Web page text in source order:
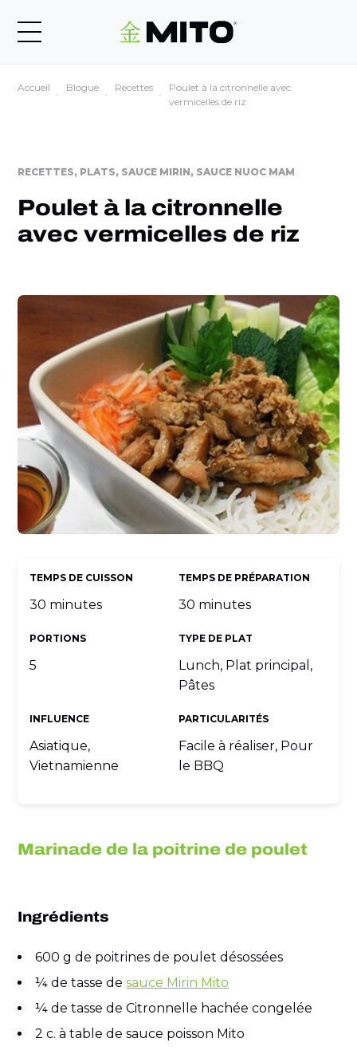
Accueil Blogue Recettes
Poulet à la citronnelle avec
vermicelles de riz
RECETTES, PLATS, SAUCE MIRIN, SAUCE NUOC MAM
Poulet à la citronnelle
avec vermicelles de riz
TEMPS DE CUISSON
30 minutes
TEMPS DE PRÉPARATION
30 minutes
PORTIONS
5
TYPE DE PLAT
Lunch, Plat principal,
Pâtes
INFLUENCE
Asiatique,
Vietnamienne
PARTICULARITÉS
Facile à réaliser, Pour
le BBQ
Marinade de la poitrine de poulet
Ingrédients
600 g de poitrines de poulet désossées
¼ de tasse desauce Mirin Mito
¼ de tasse de Citronnelle hachée congelée
2 c. à table de sauce poisson Mito